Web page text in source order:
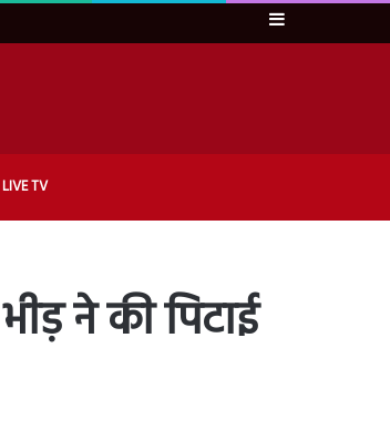
Sidebar
LIVE TV
ने की पिटाई